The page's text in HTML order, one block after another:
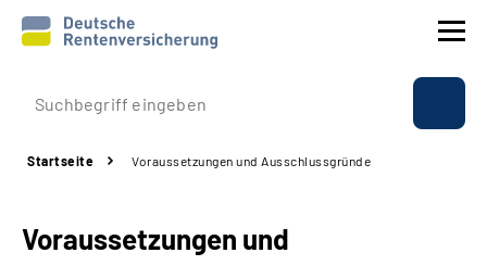
Prävention
Rente
Startseite Voraussetzungen und Ausschlussgründe
Voraussetzungen und